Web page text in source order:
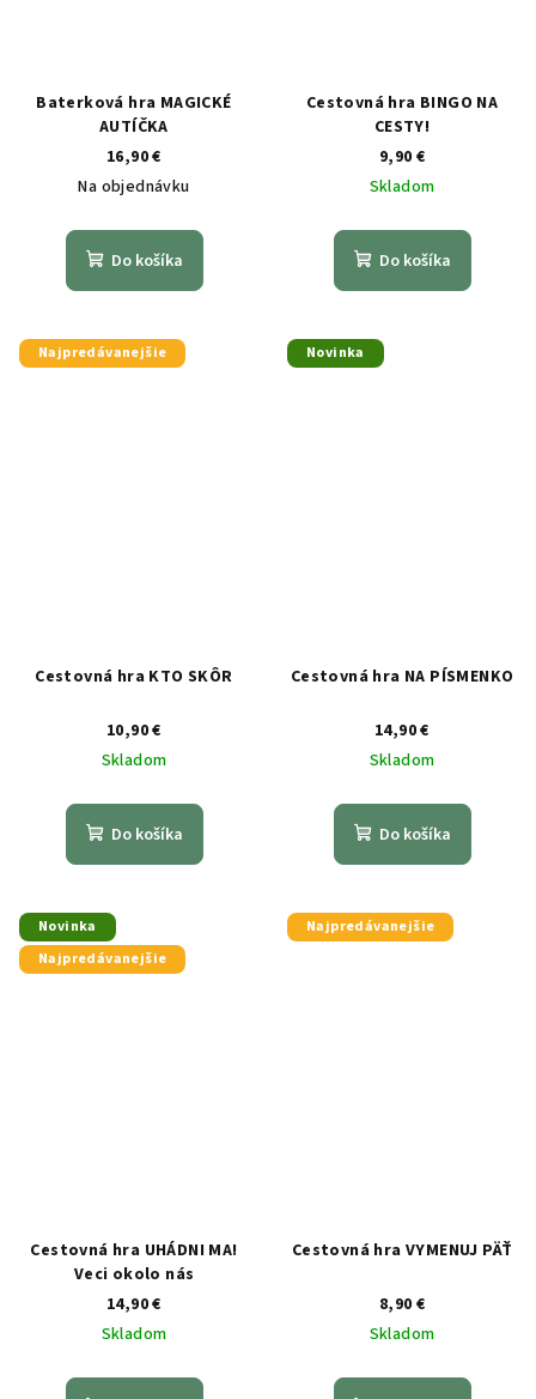
Baterková hra MAGICKÉ
AUTÍČKA
16,90 €
Na objednávku
Do košíka
Cestovná hra BINGO NA
CESTY!
9,90 €
Skladom
Do košíka
Najpredávanejšie
Cestovná hra KTO SKÔR
10,90 €
Skladom
Do košíka
Novinka
Cestovná hra NA PÍSMENKO
14,90 €
Skladom
Do košíka
Novinka
Najpredávanejšie
Cestovná hra UHÁDNI MA!
Veci okolo nás
14,90 €
Skladom
Najpredávanejšie
Cestovná hra VYMENUJ PÄŤ
8,90 €
Skladom